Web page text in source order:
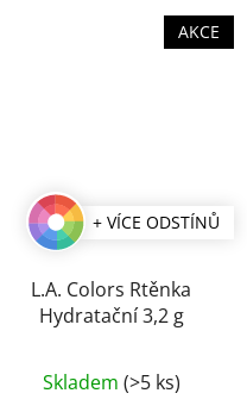
AKCE
+ VÍCE ODSTÍNŮ
L.A. Colors Rtěnka
Hydratační 3,2 g
hodnocení
Skladem (>5 ks)